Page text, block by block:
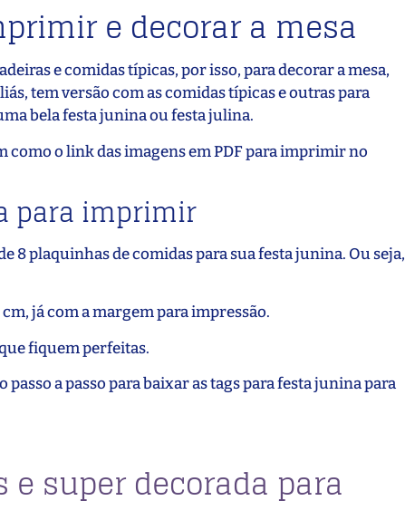
e decorar a mesa
e comidas típicas, por isso, para decorar a mesa,
tem versão com as comidas típicas e outras para
bela festa junina ou festa julina.
como o link das imagens em PDF para imprimir no
para imprimir
8 plaquinhas de comidas para sua festa junina. Ou seja,
já com a margem para impressão.
fiquem perfeitas.
a passo para baixar as tags para festa junina para
super decorada para